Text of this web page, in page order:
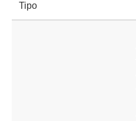
Tipo